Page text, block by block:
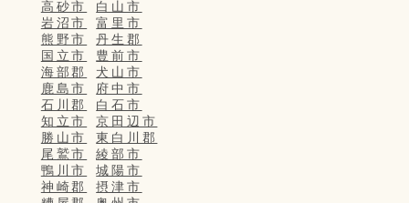
高砂市
白山市
岩沼市
富里市
熊野市
丹生郡
国立市
豊前市
海部郡
犬山市
鹿島市
府中市
石川郡
白石市
知立市
京田辺市
勝山市
東白川郡
尾鷲市
綾部市
鴨川市
城陽市
神崎郡
摂津市